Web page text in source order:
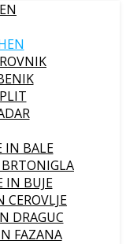
IN BALE
IN BUJE
DRAGUC
FAZANA